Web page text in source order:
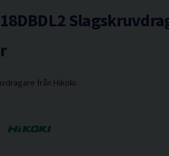
från Hikoki.